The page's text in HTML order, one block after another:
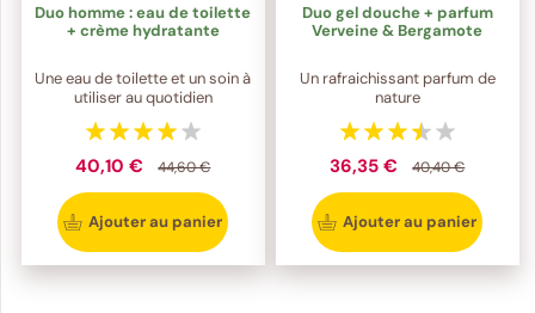
Duo homme : eau de toilette
+ crème hydratante
Une eau de toilette et un soin à
utiliser au quotidien
40,10 € 44,60 €
Ajouter au panier
Duo gel douche + parfum
Verveine & Bergamote
Un rafraichissant parfum de
nature
36,35 € 40,40 €
Ajouter au panier